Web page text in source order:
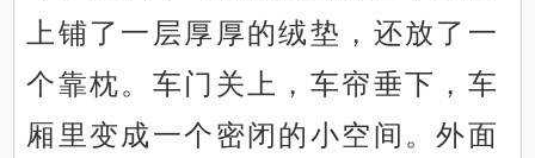
上铺了一层厚厚的绒垫，还放了一
个靠枕。车门关上，车帘垂下，车
厢里变成一个密闭的小空间。外面